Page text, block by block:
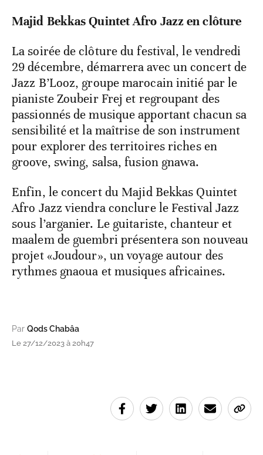
Majid Bekkas Quintet Afro Jazz en clôture
La soirée de clôture du festival, le vendredi
29 décembre, démarrera avec un concert de
Jazz B’Looz, groupe marocain initié par le
pianiste Zoubeir Frej et regroupant des
passionnés de musique apportant chacun sa
sensibilité et la maîtrise de son instrument
pour explorer des territoires riches en
groove, swing, salsa, fusion gnawa.
Enfin, le concert du Majid Bekkas Quintet
Afro Jazz viendra conclure le Festival Jazz
sous l’arganier. Le guitariste, chanteur et
maalem de guembri présentera son nouveau
projet «Joudour», un voyage autour des
rythmes gnaoua et musiques africaines.
Par Qods Chabâa
Le 27/12/2023 à 20h47